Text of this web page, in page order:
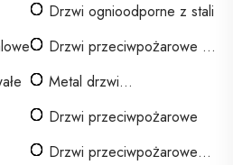
Drzwi ognioodporne z stali
Drzwi przeciwpożarowe z
Metal drzwi
Drzwi przeciwpożarowe
Drzwi przeciwpożarowe